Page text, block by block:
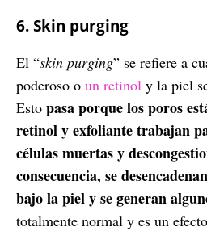
6. Skin purging
El “skin purging” se refiere a
poderoso o un retinol y la piel
Esto pasa porque los poros
retinol y exfoliante trabajan
células muertas y
consecuencia, se
bajo la piel y se generan
totalmente normal y es un